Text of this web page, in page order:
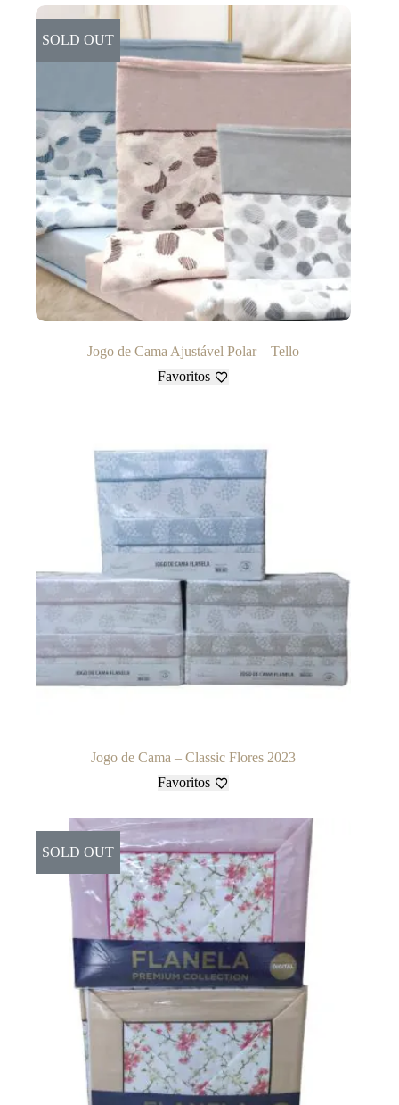
SOLD OUT
Jogo de Cama Ajustável Polar – Tello
Favoritos
Jogo de Cama – Classic Flores 2023
Favoritos
SOLD OUT